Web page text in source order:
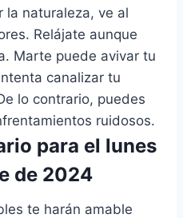
la naturaleza, ve al
Relájate aunque
Marte puede avivar tu
canalizar tu
lo contrario, puedes
ruidosos.
para el lunes
de 2024
te harán amable